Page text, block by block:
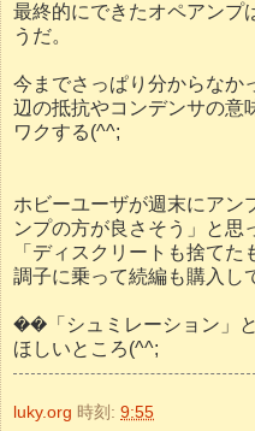
最終的にできたオペアンプ
うだ。
今までさっぱり分からなか
辺の抵抗やコンデンサの意
ワクする(^^;
ホビーユーザが週末にアン
ンプの方が良さそう」と思
「ディスクリートも捨てた
調子に乗って続編も購入し
��「シュミレーション」
ほしいところ(^^;
luky.org 時刻: 9:55